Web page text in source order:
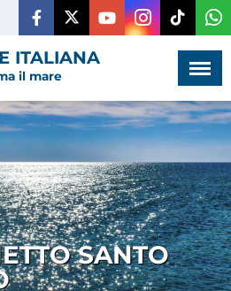
ITALIANA
il mare
SANTO
Menù ×
CHI SIAMO
LA VITA